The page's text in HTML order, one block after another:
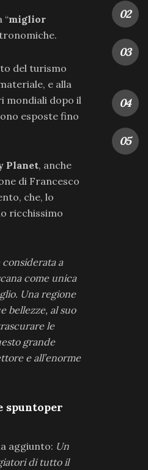
“miglior
del turismo
e alla
mondiali dopo il
esposte fino
Planet, anche
di Francesco
che, lo
ricchissimo
considerata a
come unica
Una regione
bellezze, al suo
le
grande
e all’enorme
spuntoper
aggiunto: Un
di tutto il